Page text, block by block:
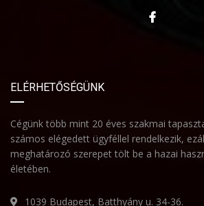
ELÉRHETŐSÉGÜNK
Cégünk több mint 20 éves szakmai
számos elégedett ügyféllel rendelkezik,
meghatározó szerepet tölt be a hazai
életében.
1039 Budapest, Batthyány u. 34-36.